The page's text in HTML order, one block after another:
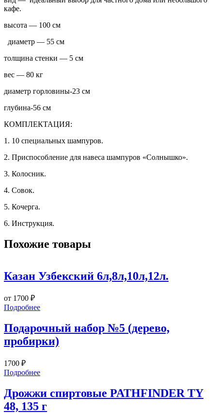
кафе.
высота — 100 см
диаметр — 55 см
толщина стенки — 5 см
вес — 80 кг
диаметр горловины-23 см
глубина-56 см
КОМПЛЕКТАЦИЯ:
1. 10 специальных шампуров.
2. Приспособление для навеса шампуров «Солнышко».
3. Колосник.
4. Совок.
5. Кочерга.
6. Инструкция.
Похожие товары
Казан Узбекский 6л,8л,10л,12л.
от 1700 ₽
Подробнее
Подарочный набор №5 (дерево,
пробирки)
1700 ₽
Подробнее
Дрожжи спиртовые PATHFINDER TY
48, 135 г